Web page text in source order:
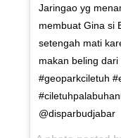
Jaringao yg
membuat Gina si
setengah mati
makan beling
#geoparkciletuh
@disparbudjabar